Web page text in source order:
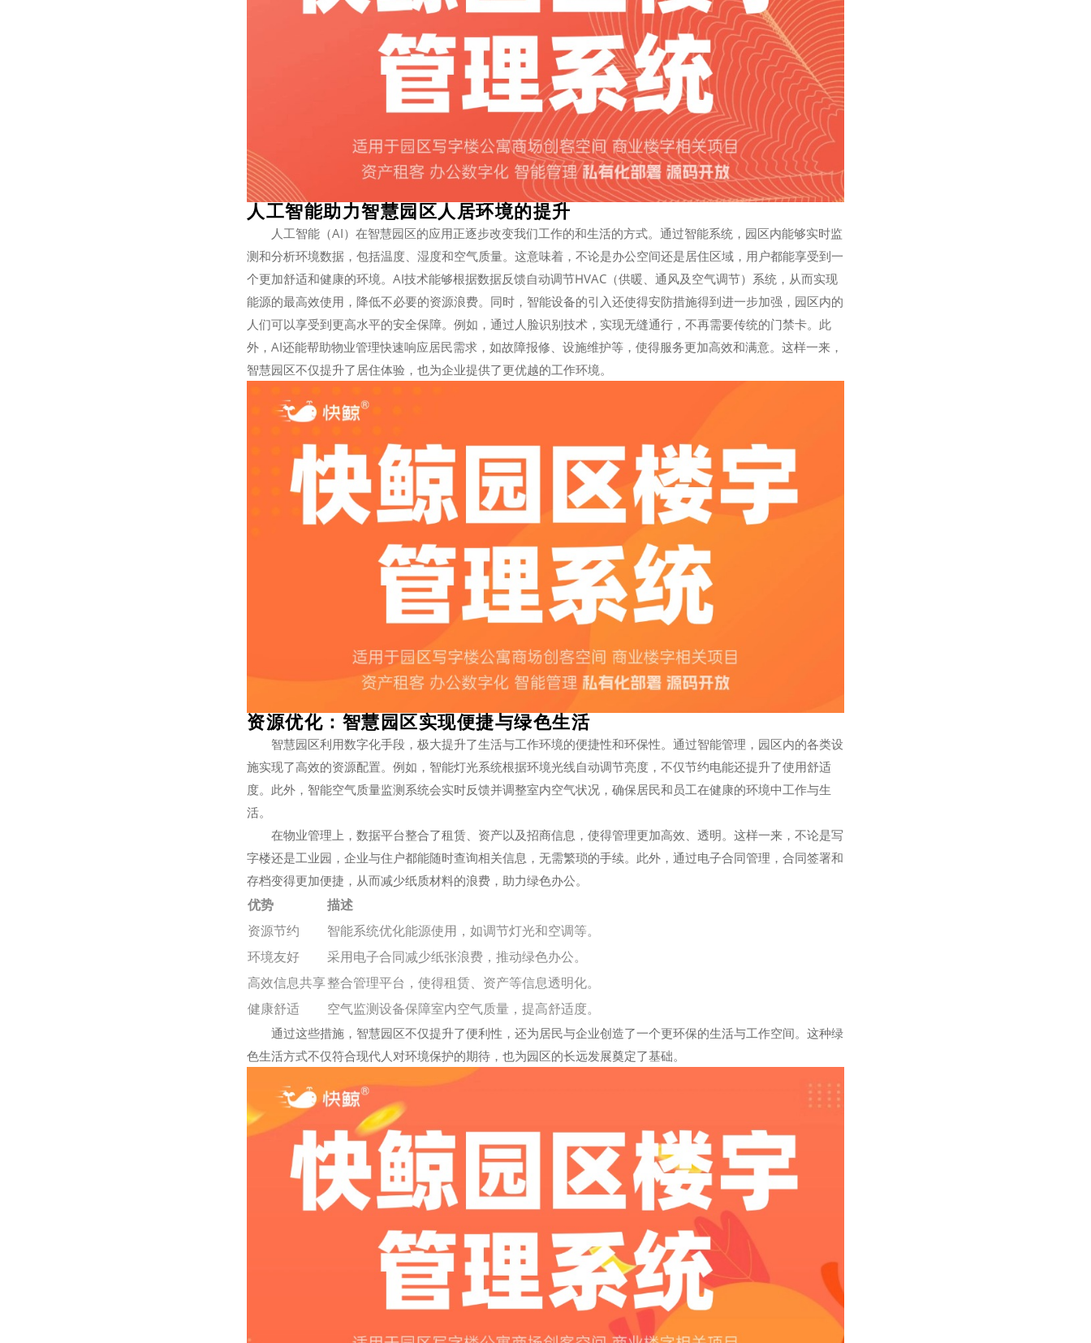
人工智能助力智慧园区人居环境的提升
人工智能（AI）在智慧园区的应用正逐步改变我们工作的和生活的方式。通过智能系统，园区内能够实时监
测和分析环境数据，包括温度、湿度和空气质量。这意味着，不论是办公空间还是居住区域，用户都能享受到一
个更加舒适和健康的环境。AI技术能够根据数据反馈自动调节HVAC（供暖、通风及空气调节）系统，从而实现
能源的最高效使用，降低不必要的资源浪费。同时，智能设备的引入还使得安防措施得到进一步加强，园区内的
人们可以享受到更高水平的安全保障。例如，通过人脸识别技术，实现无缝通行，不再需要传统的门禁卡。此
外，AI还能帮助物业管理快速响应居民需求，如故障报修、设施维护等，使得服务更加高效和满意。这样一来，
智慧园区不仅提升了居住体验，也为企业提供了更优越的工作环境。
资源优化：智慧园区实现便捷与绿色生活
智慧园区利用数字化手段，极大提升了生活与工作环境的便捷性和环保性。通过智能管理，园区内的各类设
施实现了高效的资源配置。例如，智能灯光系统根据环境光线自动调节亮度，不仅节约电能还提升了使用舒适
度。此外，智能空气质量监测系统会实时反馈并调整室内空气状况，确保居民和员工在健康的环境中工作与生
活。
在物业管理上，数据平台整合了租赁、资产以及招商信息，使得管理更加高效、透明。这样一来，不论是写
字楼还是工业园，企业与住户都能随时查询相关信息，无需繁琐的手续。此外，通过电子合同管理，合同签署和
存档变得更加便捷，从而减少纸质材料的浪费，助力绿色办公。
优势
描述
资源节约
智能系统优化能源使用，如调节灯光和空调等。
环境友好
采用电子合同减少纸张浪费，推动绿色办公。
高效信息共享整合管理平台，使得租赁、资产等信息透明化。
健康舒适
空气监测设备保障室内空气质量，提高舒适度。
通过这些措施，智慧园区不仅提升了便利性，还为居民与企业创造了一个更环保的生活与工作空间。这种绿
色生活方式不仅符合现代人对环境保护的期待，也为园区的长远发展奠定了基础。